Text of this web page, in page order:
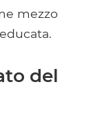
mezzo
del